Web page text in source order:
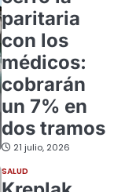
paritaria
con los
médicos:
cobrarán
un 7% en
dos tramos
21 julio, 2026
SALUD